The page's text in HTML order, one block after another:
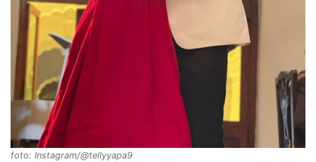
foto: Instagram/@tellyyapa9